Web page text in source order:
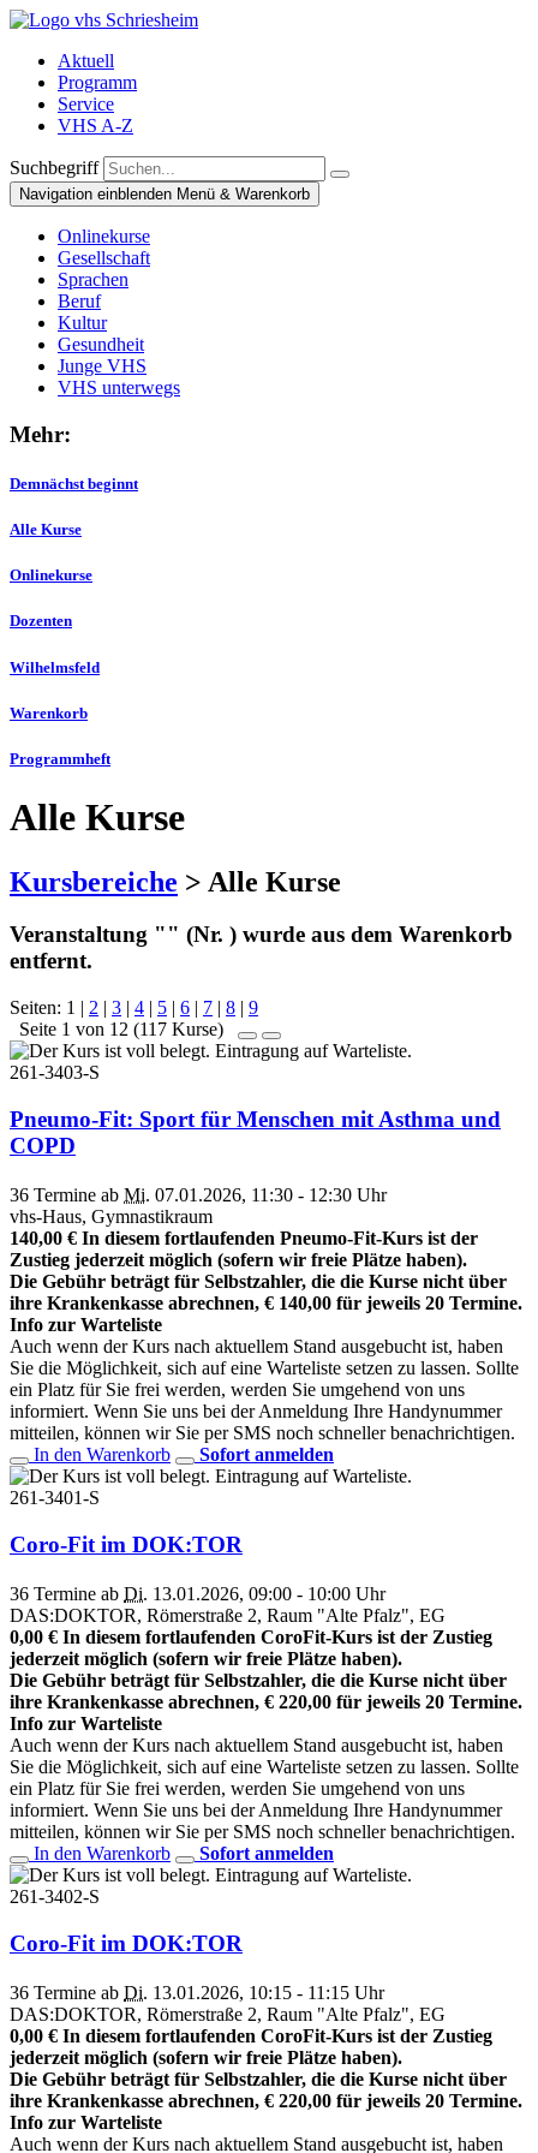
Aktuell
Programm
Service
VHS A-Z
Suchbegriff
Navigation einblenden Menü & Warenkorb
Onlinekurse
Gesellschaft
Sprachen
Beruf
Kultur
Gesundheit
Junge VHS
VHS unterwegs
Mehr:
Demnächst beginnt
Alle Kurse
Onlinekurse
Dozenten
Wilhelmsfeld
Warenkorb
Programmheft
Alle Kurse
Kursbereiche > Alle Kurse
Veranstaltung "" (Nr. ) wurde aus dem Warenkorb
entfernt.
Seiten: 1 | 2 | 3 | 4 | 5 | 6 | 7 | 8 | 9
Seite 1 von 12 (117 Kurse)
261-3403-S
Pneumo-Fit: Sport für Menschen mit Asthma und
COPD
36 Termine ab Mi. 07.01.2026, 11:30 - 12:30 Uhr
vhs-Haus, Gymnastikraum
140,00 € In diesem fortlaufenden Pneumo-Fit-Kurs ist der
Zustieg jederzeit möglich (sofern wir freie Plätze haben).
Die Gebühr beträgt für Selbstzahler, die die Kurse nicht über
ihre Krankenkasse abrechnen, € 140,00 für jeweils 20 Termine.
Info zur Warteliste
Auch wenn der Kurs nach aktuellem Stand ausgebucht ist, haben
Sie die Möglichkeit, sich auf eine Warteliste setzen zu lassen. Sollte
ein Platz für Sie frei werden, werden Sie umgehend von uns
informiert. Wenn Sie uns bei der Anmeldung Ihre Handynummer
mitteilen, können wir Sie per SMS noch schneller benachrichtigen.
In den Warenkorb
Sofort anmelden
261-3401-S
Coro-Fit im DOK:TOR
36 Termine ab Di. 13.01.2026, 09:00 - 10:00 Uhr
DAS:DOKTOR, Römerstraße 2, Raum "Alte Pfalz", EG
0,00 € In diesem fortlaufenden CoroFit-Kurs ist der Zustieg
jederzeit möglich (sofern wir freie Plätze haben).
Die Gebühr beträgt für Selbstzahler, die die Kurse nicht über
ihre Krankenkasse abrechnen, € 220,00 für jeweils 20 Termine.
Info zur Warteliste
Auch wenn der Kurs nach aktuellem Stand ausgebucht ist, haben
Sie die Möglichkeit, sich auf eine Warteliste setzen zu lassen. Sollte
ein Platz für Sie frei werden, werden Sie umgehend von uns
informiert. Wenn Sie uns bei der Anmeldung Ihre Handynummer
mitteilen, können wir Sie per SMS noch schneller benachrichtigen.
In den Warenkorb
Sofort anmelden
261-3402-S
Coro-Fit im DOK:TOR
36 Termine ab Di. 13.01.2026, 10:15 - 11:15 Uhr
DAS:DOKTOR, Römerstraße 2, Raum "Alte Pfalz", EG
0,00 € In diesem fortlaufenden CoroFit-Kurs ist der Zustieg
jederzeit möglich (sofern wir freie Plätze haben).
Die Gebühr beträgt für Selbstzahler, die die Kurse nicht über
ihre Krankenkasse abrechnen, € 220,00 für jeweils 20 Termine.
Info zur Warteliste
Auch wenn der Kurs nach aktuellem Stand ausgebucht ist, haben